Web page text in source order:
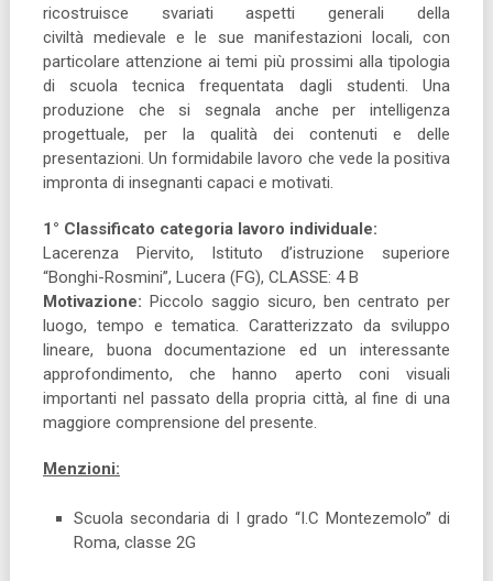
ricostruisce svariati aspetti generali della
civiltà medievale e le sue manifestazioni locali, con
particolare attenzione ai temi più prossimi alla tipologia
di scuola tecnica frequentata dagli studenti. Una
produzione che si segnala anche per intelligenza
progettuale, per la qualità dei contenuti e delle
presentazioni. Un formidabile lavoro che vede la positiva
impronta di insegnanti capaci e motivati.
1° Classificato categoria lavoro individuale:
Lacerenza Piervito, Istituto d’istruzione superiore
“Bonghi-Rosmini”, Lucera (FG), CLASSE: 4 B
Motivazione: Piccolo saggio sicuro, ben centrato per
luogo, tempo e tematica. Caratterizzato da sviluppo
lineare, buona documentazione ed un interessante
approfondimento, che hanno aperto coni visuali
importanti nel passato della propria città, al fine di una
maggiore comprensione del presente.
Menzioni:
Scuola secondaria di I grado “I.C Montezemolo” di
Roma, classe 2G